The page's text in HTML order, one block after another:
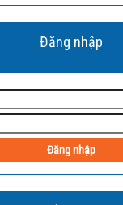
Đăng nhập
Đăng nhập